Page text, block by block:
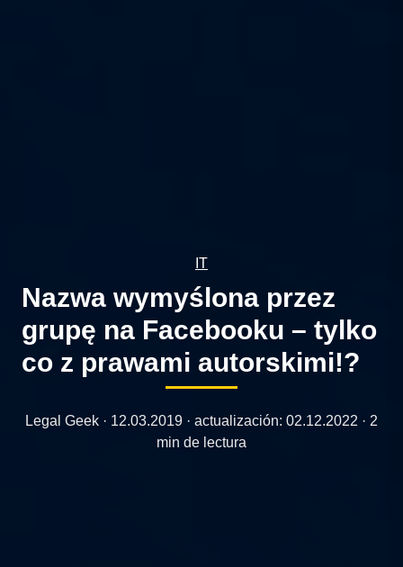
IT
Nazwa wymyślona przez
grupę na Facebooku – tylko
co z prawami autorskimi!?
Legal Geek · 12.03.2019 · actualización: 02.12.2022 · 2
min de lectura